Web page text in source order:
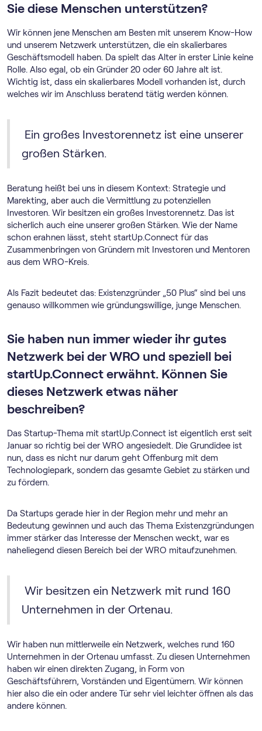
Sie diese Menschen unterstützen?
Wir können jene Menschen am Besten mit unserem Know-How
und unserem Netzwerk unterstützen, die ein skalierbares
Geschäftsmodell haben. Da spielt das Alter in erster Linie keine
Rolle. Also egal, ob ein Gründer 20 oder 60 Jahre alt ist.
Wichtig ist, dass ein skalierbares Modell vorhanden ist, durch
welches wir im Anschluss beratend tätig werden können.
Ein großes Investorennetz ist eine unserer
großen Stärken.
Beratung heißt bei uns in diesem Kontext: Strategie und
Marekting, aber auch die Vermittlung zu potenziellen
Investoren. Wir besitzen ein großes Investorennetz. Das ist
sicherlich auch eine unserer großen Stärken. Wie der Name
schon erahnen lässt, steht startUp.Connect für das
Zusammenbringen von Gründern mit Investoren und Mentoren
aus dem WRO-Kreis.
Als Fazit bedeutet das: Existenzgründer „50 Plus“ sind bei uns
genauso willkommen wie gründungswillige, junge Menschen.
Sie haben nun immer wieder ihr gutes
Netzwerk bei der WRO und speziell bei
startUp.Connect erwähnt. Können Sie
dieses Netzwerk etwas näher
beschreiben?
Das Startup-Thema mit startUp.Connect ist eigentlich erst seit
Januar so richtig bei der WRO angesiedelt. Die Grundidee ist
nun, dass es nicht nur darum geht Offenburg mit dem
Technologiepark, sondern das gesamte Gebiet zu stärken und
zu fördern.
Da Startups gerade hier in der Region mehr und mehr an
Bedeutung gewinnen und auch das Thema Existenzgründungen
immer stärker das Interesse der Menschen weckt, war es
naheliegend diesen Bereich bei der WRO mitaufzunehmen.
Wir besitzen ein Netzwerk mit rund 160
Unternehmen in der Ortenau.
Wir haben nun mittlerweile ein Netzwerk, welches rund 160
Unternehmen in der Ortenau umfasst. Zu diesen Unternehmen
haben wir einen direkten Zugang, in Form von
Geschäftsführern, Vorständen und Eigentümern. Wir können
hier also die ein oder andere Tür sehr viel leichter öffnen als das
andere können.